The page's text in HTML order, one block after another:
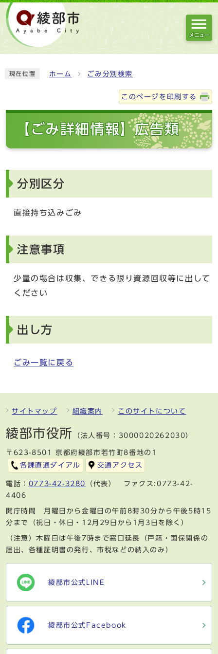
メニュー
現在位置 ホーム ごみ分別検索
このページを印刷する
【ごみ詳細情報】広告類
分別区分
直接持ち込みごみ
注意事項
少量の場合は収集、できる限り資源回収等に出して
ください
出し方
ごみ一覧に戻る
サイトマップ 組織案内 このサイトについて
綾部市役所 （法人番号：3000020262030）
〒623-8501 京都府綾部市若竹町8番地の1
各課直通ダイアル
交通アクセス
電話： 0773-42-3280
（代表） ファクス:0773-42-
4406
開庁時間 月曜日から金曜日の午前8時30分から午後5時15
分まで（祝日・休日・12月29日から1月3日を除く）
（注意）木曜日は午後7時まで窓口延長（戸籍・国保関係の
届出、各種証明書の発行、市税などの納入のみ）
綾部市公式LINE
綾部市公式Facebook